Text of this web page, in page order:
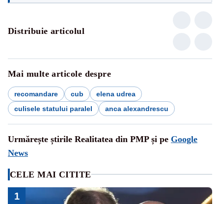
Distribuie articolul
Mai multe articole despre
recomandare cub
elena udrea
culisele statului paralel
anca alexandrescu
Urmărește știrile Realitatea din PMP și pe Google
News
CELE MAI CITITE
1